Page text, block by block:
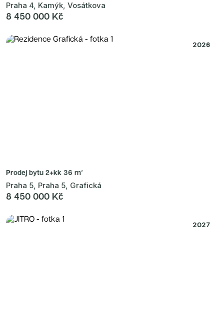
Praha 4, Kamýk, Vosátkova
8 450 000 Kč
2026
Prodej bytu 2+kk 36 m²
Praha 5, Praha 5, Grafická
8 450 000 Kč
2027